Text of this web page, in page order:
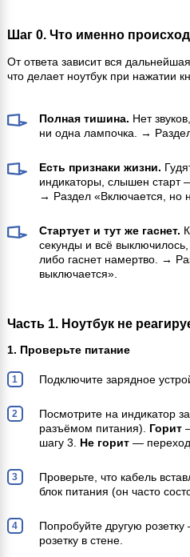
Шаг 0. Что именно
От ответа зависит вся
что делает ноутбук при нажатии
Полная тишина. Нет
ни одна лампочка. →
Есть признаки жизни.
индикаторы, слышен старт
→ Раздел «Включается, но
Стартует и тут же гаснет.
секунды и всё
либо гаснет намертво. →
выключается».
Часть 1. Ноутбук не
1. Проверьте питание
Подключите зарядное
Посмотрите на индикатор
разъёмом питания). Горит
шагу 3. Не горит—
Проверьте, что кабель
блок питания (он часто
Попробуйте другую
розетку в стене.